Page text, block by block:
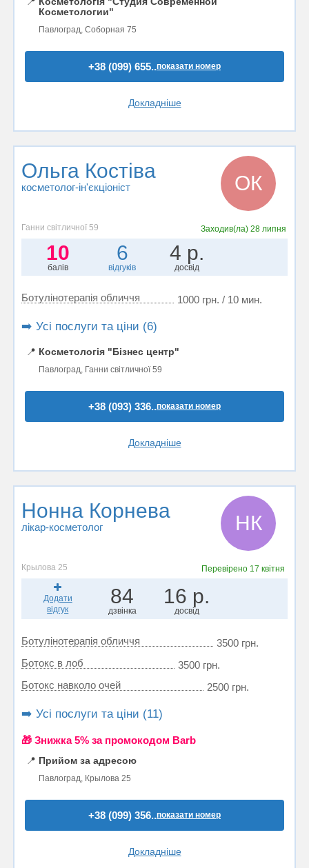
Косметологии"
Павлоград, Соборная 75
+38 (099) 655..показати номер
Докладніше
Ольга Костіва
косметолог-ін'єкціоніст ОК
Ганни світличної 59 Заходив(ла) 28 липня
10
балів
6
відгуків
4 р.
досвід
Ботулінотерапія обличчя 1000 грн. / 10 мин.
➡️ Усі послуги та ціни (6)
📍 Косметологія "Бізнес центр"
Павлоград, Ганни світличної 59
+38 (093) 336..показати номер
Докладніше
Нонна Корнева
лікар-косметолог НК
Крылова 25 Перевірено 17 квітня
Додати
відгук
84
дзвінка
16 р.
досвід
Ботулінотерапія обличчя
3500 грн.
Ботокс в лоб
3500 грн.
Ботокс навколо очей
2500 грн.
➡️ Усі послуги та ціни (11)
🎁 Знижка 5% за промокодом Barb
📍 Прийом за адресою
Павлоград, Крылова 25
+38 (099) 356..показати номер
Докладніше